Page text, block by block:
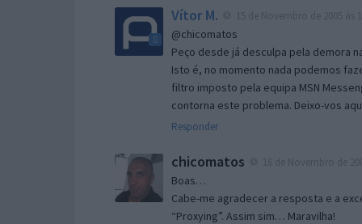
Vítor M.
@chicomatos
Peço desde já desculpa pela demora
Isto é, no momento nada podemos
filtro imposto pela equipa MSN
contorna este problema. Deixo-vos
Responder
chicomatos
Boas…
Cabe-me agradecer a resposta e a
“Proxying”. Assim sim… Maravilha!